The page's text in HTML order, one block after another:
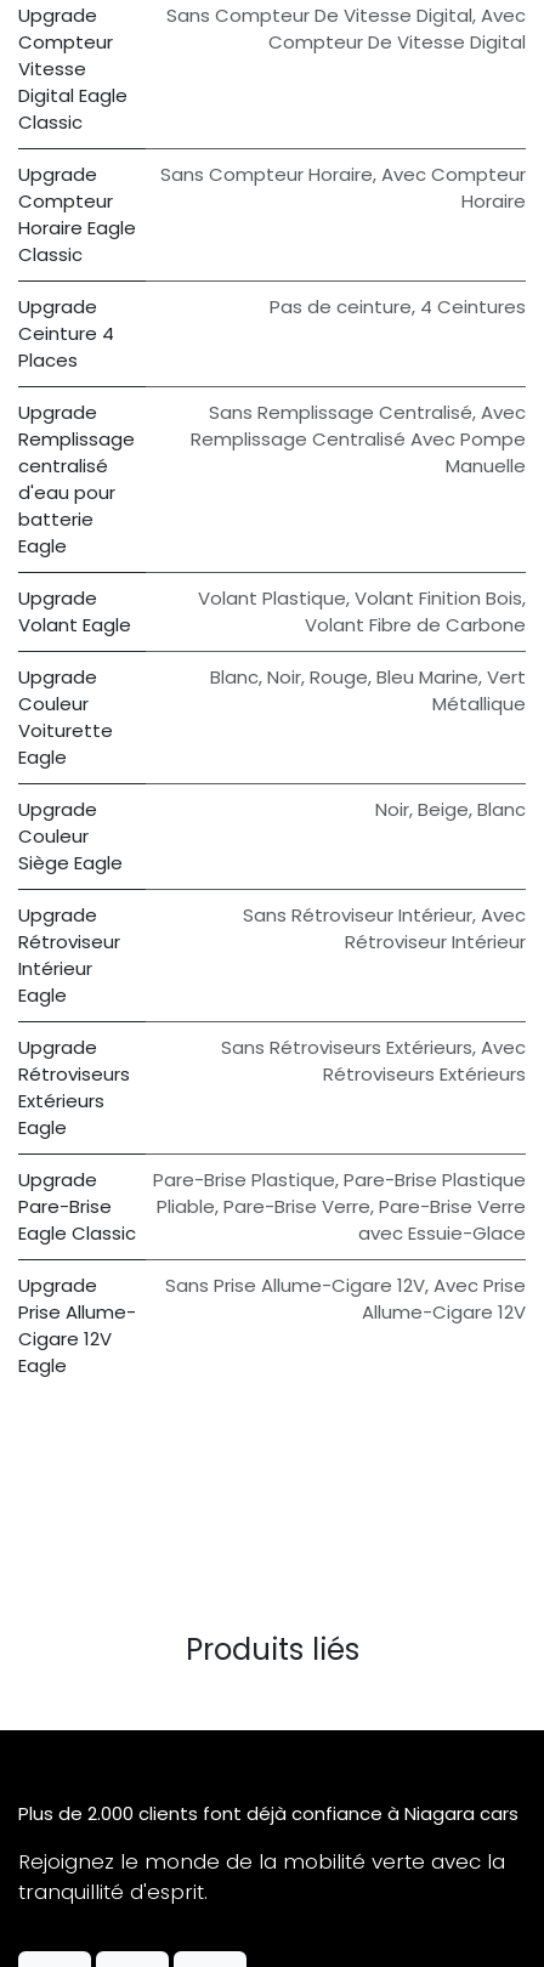
Upgrade
Compteur
Vitesse
Digital Eagle
Classic
Sans Compteur De Vitesse Digital,Avec
Compteur De Vitesse Digital
Upgrade
Compteur
Horaire Eagle
Classic
Sans Compteur Horaire,Avec Compteur
Horaire
Upgrade
Ceinture 4
Places
Pas de ceinture, 4 Ceintures
Upgrade
Remplissage
centralisé
d'eau pour
batterie
Eagle
Sans Remplissage Centralisé,Avec
Remplissage Centralisé Avec Pompe
Manuelle
Upgrade
Volant Eagle
Volant Plastique,Volant Finition Bois,
Volant Fibre de Carbone
Upgrade
Couleur
Voiturette
Eagle
Blanc,Noir,Rouge,Bleu Marine,Vert
Métallique
Upgrade
Couleur
Siège Eagle
Noir,Beige,Blanc
Upgrade
Rétroviseur
Intérieur
Eagle
Sans Rétroviseur Intérieur,Avec
Rétroviseur Intérieur
Upgrade
Rétroviseurs
Extérieurs
Eagle
Sans Rétroviseurs Extérieurs,Avec
Rétroviseurs Extérieurs
Upgrade
Pare-Brise
Eagle Classic
Pare-Brise Plastique,Pare-Brise Plastique
Pliable,Pare-Brise Verre,Pare-Brise Verre
avec Essuie-Glace
Upgrade
Prise Allume-
Cigare 12V
Eagle
Sans Prise Allume-Cigare 12V,Avec Prise
Allume-Cigare 12V
Produits liés
Plus de 2.000 clients font déjà confiance à Niagara cars
Rejoignez le monde de la mobilité verte avec la
tranquillité d'esprit.